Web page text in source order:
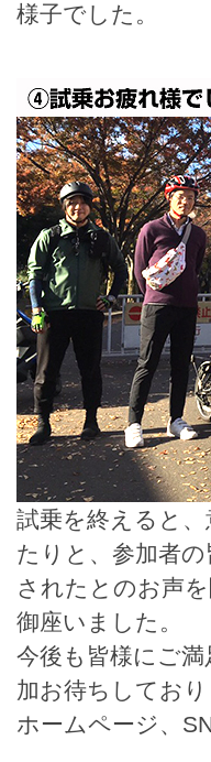
様子でした。
試乗を終えると
たりと、参加者の
されたとのお声
御座いました。
今後も皆様にご
加お待ちしており
ホームページ、